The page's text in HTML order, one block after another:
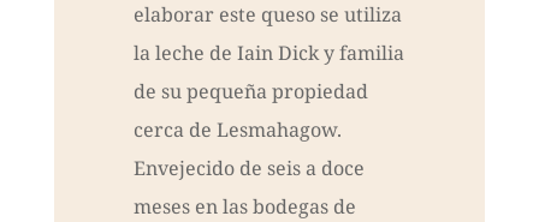
elaborar este queso se utiliza
la leche de Iain Dick y familia
de su pequeña propiedad
cerca de Lesmahagow.
Envejecido de seis a doce
meses en las bodegas de